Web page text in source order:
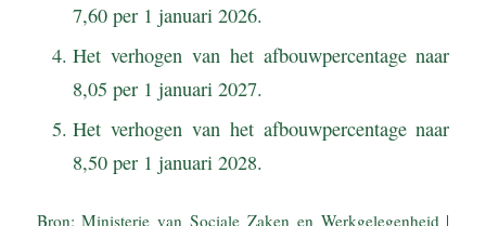
7,60 per 1 januari 2026.
Het verhogen van het afbouwpercentage naar
8,05 per 1 januari 2027.
Het verhogen van het afbouwpercentage naar
8,50 per 1 januari 2028.
Bron: Ministerie van Sociale Zaken en Werkgelegenheid |